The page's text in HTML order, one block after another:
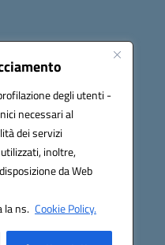
degli utenti -
necessari al
dei servizi
inoltre,
da Web
la ns. Cookie Policy.